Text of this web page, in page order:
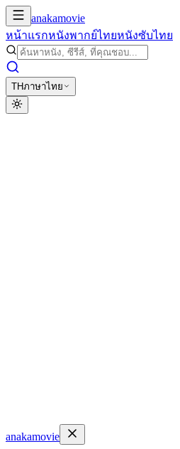
anakamovie
หน้าแรกหนังพากย์ไทยหนังซับไทย
THภาษาไทย
anakamovie